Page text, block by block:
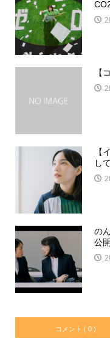
【
【
し
の
公
コメント ( 0 )